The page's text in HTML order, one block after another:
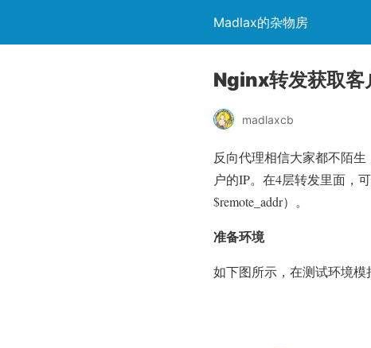
Madlax的杂物房
Nginx转发获取客
madlaxcb
反向代理相信大家都不陌
户的IP。在4层转发里面，
$remote_addr）。
准备环境
如下图所示，在测试环境模